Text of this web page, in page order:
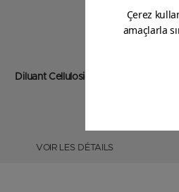
Diluant Cellulosique Polyjet
VOIR LES DÉTAILS